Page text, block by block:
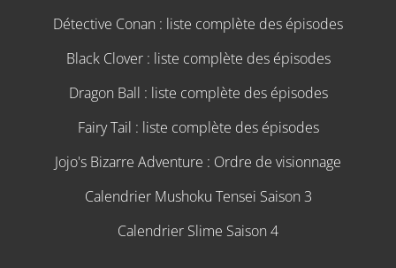
Détective Conan : liste complète des épisodes
Black Clover : liste complète des épisodes
Dragon Ball : liste complète des épisodes
Fairy Tail : liste complète des épisodes
Jojo's Bizarre Adventure : Ordre de visionnage
Calendrier Mushoku Tensei Saison 3
Calendrier Slime Saison 4